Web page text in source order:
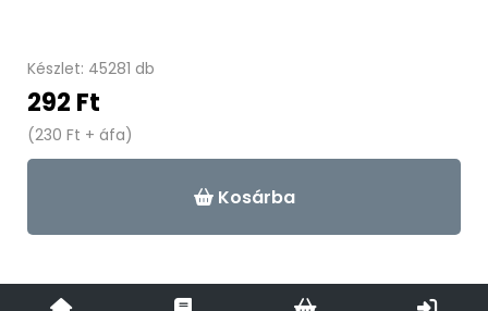
Készlet: 45281 db
292 Ft
(230 Ft + áfa)
Kosárba